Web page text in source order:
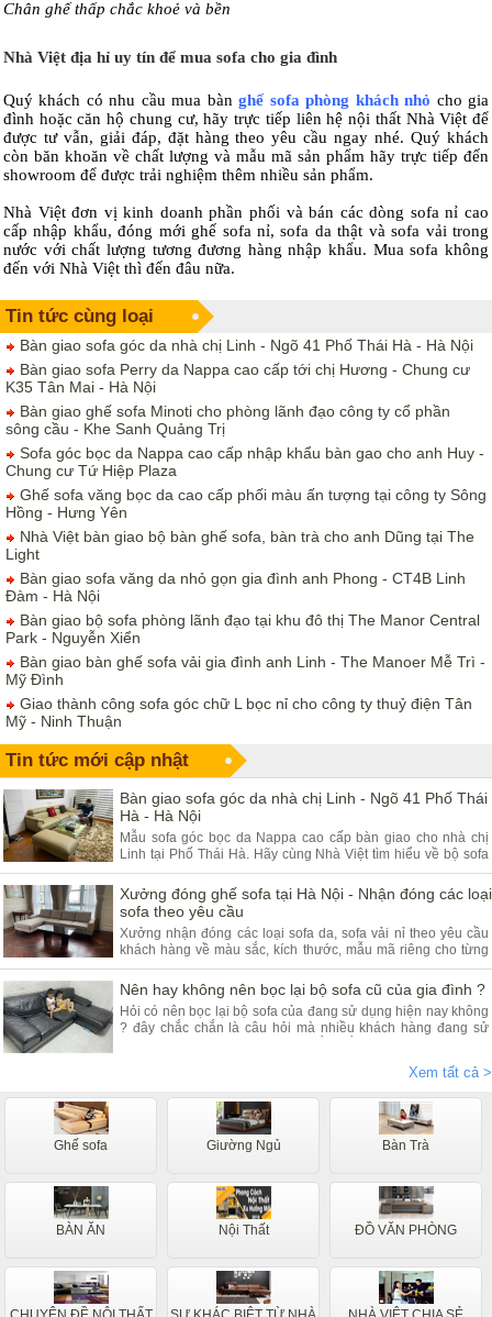
Chân ghế thấp chắc khoẻ và bền
Nhà Việt địa hỉ uy tín để mua sofa cho gia đình
Quý khách có nhu cầu mua bànghế sofa phòng khách nhỏ cho gia
đình hoặc căn hộ chung cư, hãy trực tiếp liên hệ nội thất Nhà Việt để
được tư vẫn, giải đáp, đặt hàng theo yêu cầu ngay nhé. Quý khách
còn băn khoăn về chất lượng và mẫu mã sản phẩm hãy trực tiếp đến
showroom để được trải nghiệm thêm nhiều sản phẩm.
Nhà Việt đơn vị kinh doanh phần phối và bán các dòng sofa nỉ cao
cấp nhập khẩu, đóng mới ghế sofa nỉ, sofa da thật và sofa vải trong
nước với chất lượng tương đương hàng nhập khẩu. Mua sofa không
đến với Nhà Việt thì đến đâu nữa.
Tin tức cùng loại
Bàn giao sofa góc da nhà chị Linh - Ngõ 41 Phố Thái Hà - Hà Nội
Bàn giao sofa Perry da Nappa cao cấp tới chị Hương - Chung cư
K35 Tân Mai - Hà Nội
Bàn giao ghế sofa Minoti cho phòng lãnh đạo công ty cổ phần
sông cầu - Khe Sanh Quảng Trị
Sofa góc bọc da Nappa cao cấp nhập khẩu bàn gao cho anh Huy -
Chung cư Tứ Hiệp Plaza
Ghế sofa văng bọc da cao cấp phối màu ấn tượng tại công ty Sông
Hồng - Hưng Yên
Nhà Việt bàn giao bộ bàn ghế sofa, bàn trà cho anh Dũng tại The
Light
Bàn giao sofa văng da nhỏ gọn gia đình anh Phong - CT4B Linh
Đàm - Hà Nội
Bàn giao bộ sofa phòng lãnh đạo tại khu đô thị The Manor Central
Park - Nguyễn Xiển
Bàn giao bàn ghế sofa vải gia đình anh Linh - The Manoer Mễ Trì -
Mỹ Đình
Giao thành công sofa góc chữ L bọc nỉ cho công ty thuỷ điện Tân
Mỹ - Ninh Thuận
Tin tức mới cập nhật
Bàn giao sofa góc da nhà chị Linh - Ngõ 41 Phố Thái
Hà - Hà Nội
Mẫu sofa góc bọc da Nappa cao cấp bàn giao cho nhà chị
Linh tại Phố Thái Hà. Hãy cùng Nhà Việt tìm hiểu về bộ sofa
góc da và ưu điểm của sản phẩm.
Xưởng đóng ghế sofa tại Hà Nội - Nhận đóng các loại
sofa theo yêu cầu
Xưởng nhận đóng các loại sofa da, sofa vải nỉ theo yêu cầu
khách hàng về màu sắc, kích thước, mẫu mã riêng cho từng
khách hàng. Quý khách đang có nhu cầu tìm xưởng sofa hãy
tham khảo bài viết dưới đây.
Nên hay không nên bọc lại bộ sofa cũ của gia đình ?
Hỏi có nên bọc lại bộ sofa của đang sử dụng hiện nay không
? đây chắc chắn là câu hỏi mà nhiều khách hàng đang sử
Xem tất cả >
Ghế sofa Giường Ngủ Bàn Trà
BÀN ĂN Nội Thất ĐỒ VĂN PHÒNG